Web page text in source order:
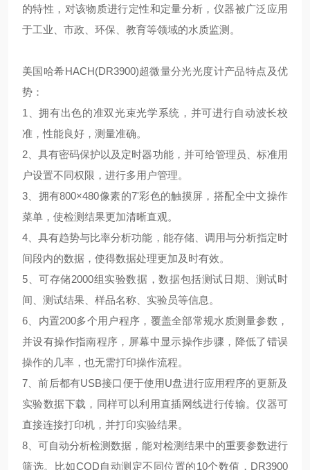
的特性，对该物质进行定性和定量分析，仪器被广泛应用
于工业、市政、环保、教育等领域的水质监测。
美国哈希HACH(DR3900)超微量分光光度计产品特点及优
势：
1、拥有出色的准双光束光学系统，并可进行自动波长校
准，性能良好，测量准确。
2、具有密码保护以及定时器功能，并可给管理员、标准用
户设置不同权限，进行多用户管理。
3、拥有800×480像素的7'彩色的触摸屏，搭配全中文操作
菜单，使检测结果更加清晰直观。
4、具有趋势与比率分析功能，能存储、调用与分析指定时
间段内的数据，使得数据处理更加及时有效。
5、可存储2000组实验数据，数据包括测试日期、测试时
间、测试结果、样品名称、实验员等信息。
6、内置200多个用户程序，覆盖全部常规水质测量参数，
并设有操作指南程序，屏幕中显示操作步骤，降低了错误
操作的几率，也无需打印操作流程。
7、前后都有USB接口便于使用U盘进行应用程序的更新及
实验数据下载，同样可以利用直插网线进行传输。仪器可
直接连接打印机，并打印实验结果。
8、可自动分析检测数据，能对检测结果中的重要参数进行
筛选。比如COD自动测定不同位置的10个数值，DR3900